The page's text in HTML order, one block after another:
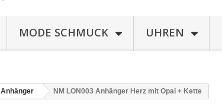
MODE SCHMUCK UHREN
Anhänger NM LON003 Anhänger Herz mit Opal + Kette